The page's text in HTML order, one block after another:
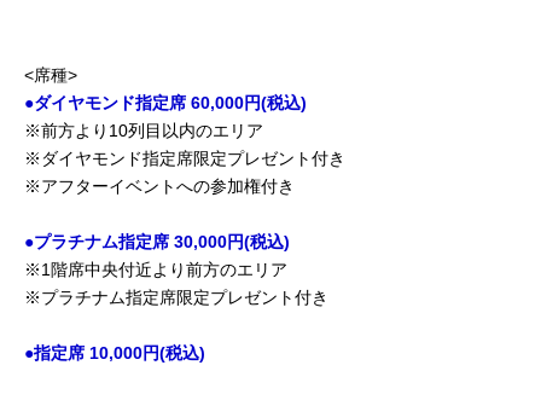
<席種>
●ダイヤモンド指定席 60,000円(税込)
※前方より10列目以内のエリア
※ダイヤモンド指定席限定プレゼント付き
※アフターイベントへの参加権付き
●プラチナム指定席 30,000円(税込)
※1階席中央付近より前方のエリア
※プラチナム指定席限定プレゼント付き
●指定席 10,000円(税込)